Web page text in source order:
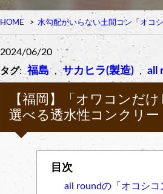
HOME 水勾配がいらない土間コン「オコシ
2024/06/20
タグ: 福島 , サカヒラ(製造) , all
【福岡】「オワコンだ
選べる透水性コンクリ
all roundの「オコシコ